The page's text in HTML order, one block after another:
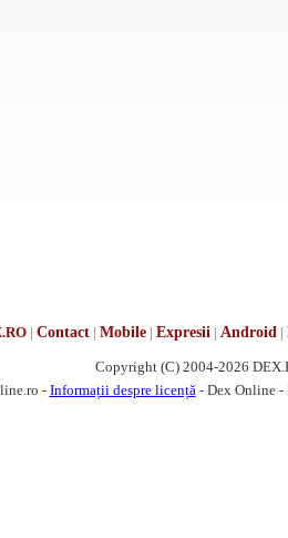
| Contact| Mobile| Expresii | Android |
Copyright (C) 2004-2026
-Informații despre licență - Dex Online